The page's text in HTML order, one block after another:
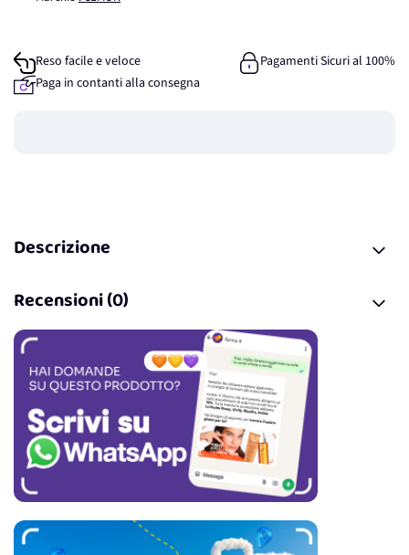
Reso facile e veloce
Pagamenti Sicuri al 100%
Paga in contanti alla consegna
Descrizione
Recensioni (0)